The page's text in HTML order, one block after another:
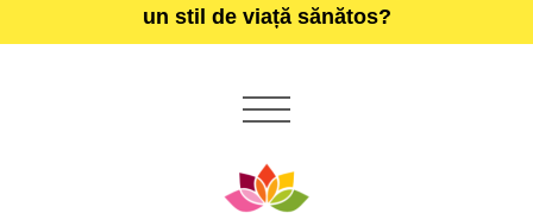
un stil de viață sănătos?